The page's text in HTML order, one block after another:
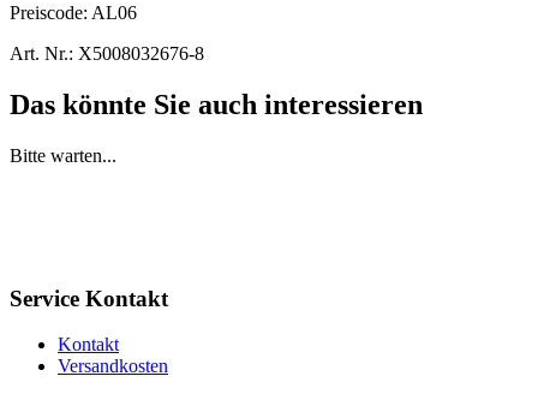
Preiscode: AL06
Art. Nr.: X5008032676-8
Das könnte Sie auch interessieren
Bitte warten...
Service Kontakt
Kontakt
Versandkosten